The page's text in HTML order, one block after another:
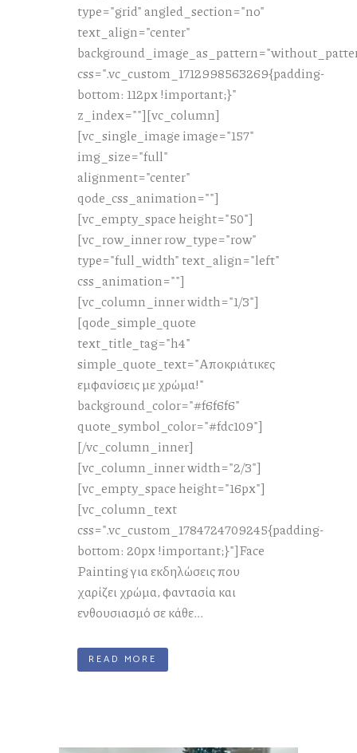
type="grid" angled_section="no"
text_align="center"
css=".vc_custom_1712998563269{padding-
bottom: 112px !important;}"
z_index=""][vc_column]
[vc_single_image image="157"
img_size="full"
alignment="center"
qode_css_animation=""]
[vc_empty_space height="50"]
[vc_row_inner row_type="row"
type="full_width" text_align="left"
css_animation=""]
[vc_column_inner width="1/3"]
[qode_simple_quote
text_title_tag="h4"
simple_quote_text="Αποκριάτικες
εμφανίσεις με χρώμα!"
background_color="#f6f6f6"
quote_symbol_color="#fdc109"]
[/vc_column_inner]
[vc_column_inner width="2/3"]
[vc_empty_space height="16px"]
[vc_column_text
css=".vc_custom_1784724709245{padding-
bottom: 20px !important;}"]Face
Painting για εκδηλώσεις που
χαρίζει χρώμα, φαντασία και
ενθουσιασμό σε κάθε...
READ MORE